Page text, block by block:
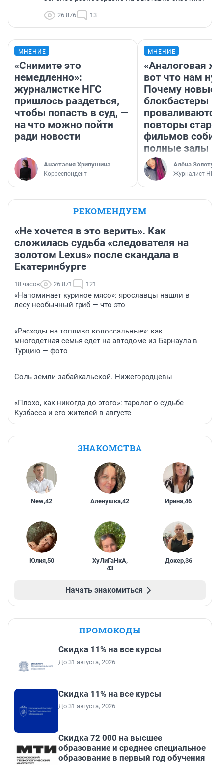
26 876 13
МНЕНИЕ
«Снимите это
немедленно»:
журналистке НГС
пришлось раздеться,
чтобы попасть в суд, —
на что можно пойти
ради новости
Анастасия Хрипушина
Корреспондент
МНЕНИЕ
«Аналоговая
вот что нам
Почему новые
блокбастеры
повторы
фильмов
полные залы
Алёна
Журналист НГС
РЕКОМЕНДУЕМ
«Не хочется в это верить». Как
сложилась судьба «следователя на
золотом Lexus» после скандала в
Екатеринбурге
18 часов 26 871 121
«Напоминает куриное мясо»: ярославцы нашли в
лесу необычный гриб — что это
«Расходы на топливо колоссальные»: как
многодетная семья едет на автодоме из Барнаула в
Турцию — фото
Соль земли забайкальской. Нижегородцевы
«Плохо, как никогда до этого»: таролог о судьбе
Кузбасса и его жителей в августе
ЗНАКОМСТВА
New,42 Алёнушка,42 Ирина,46
Юлия,50 ХуЛиГаНкА,
43
Докер,36
Начать знакомиться
ПРОМОКОДЫ
Скидка 11% на все курсы
До 31 августа, 2026
Скидка 11% на все курсы
До 31 августа, 2026
Скидка 72 000 на высшее
образование и среднее специальное
образование в первый год обучения